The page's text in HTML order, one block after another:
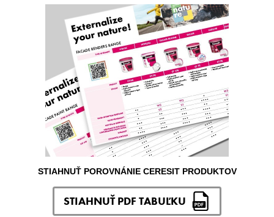
STIAHNUŤ POROVNÁNIE CERESIT PRODUKTOV
STIAHNUŤ PDF TABUĽKU